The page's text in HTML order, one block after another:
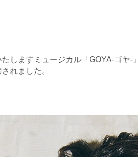
しますミュージカル「GOYA-ゴヤ-
れました。